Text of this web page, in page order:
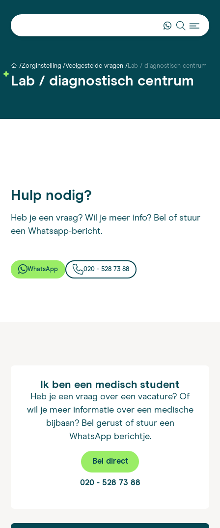
Zorginstelling Veelgestelde vragen Lab / diagnostisch centrum
Lab / diagnostisch centrum
Hulp nodig?
Heb je een vraag? Wil je meer info? Bel of stuur
een Whatsapp-bericht.
WhatsApp 020 - 528 73 88
Ik ben een medisch student
Heb je een vraag over een vacature? Of
wil je meer informatie over een medische
bijbaan? Bel gerust of stuur een
WhatsApp berichtje.
Bel direct
020 - 528 73 88